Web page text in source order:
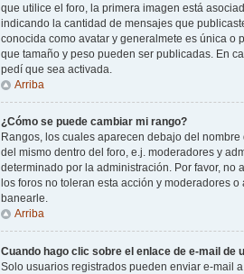
que utilice el foro, la primera imagen está
indicando la cantidad de mensajes que
conocida como avatar y generalmete es única o
que tamaño y peso pueden ser publicadas. En
pedí que sea activada.
Arriba
¿Cómo se puede cambiar mi rango?
Rangos, los cuales aparecen debajo del
del mismo dentro del foro, e.j. moderadores y
determinado por la administración. Por favor,
los foros no toleran esta acción y moderadores
banearle.
Arriba
Cuando hago clic sobre el enlace de e-mail de
Solo usuarios registrados pueden enviar e-mail